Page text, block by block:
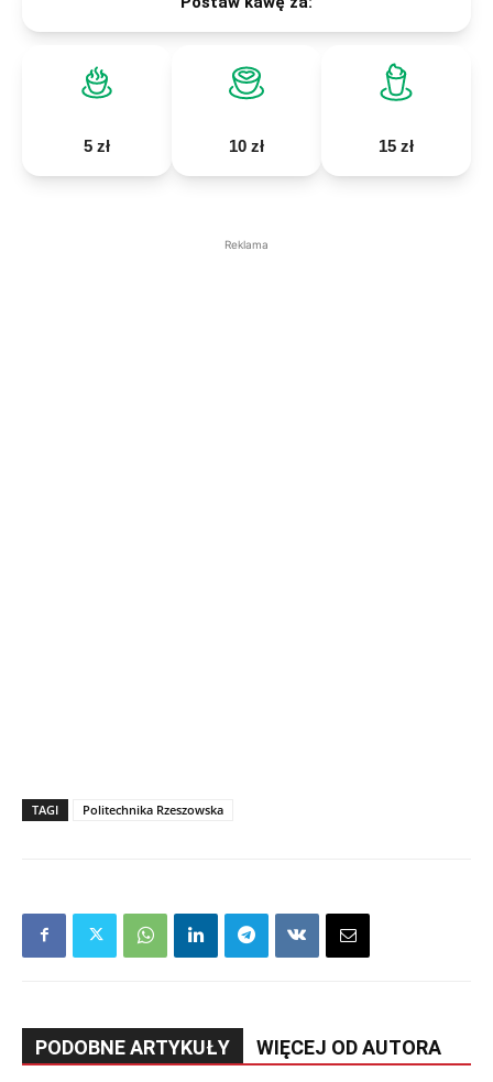
5 zł 10 zł 15 zł
Reklama
TAGI Politechnika Rzeszowska
PODOBNE ARTYKUŁY WIĘCEJ OD AUTORA